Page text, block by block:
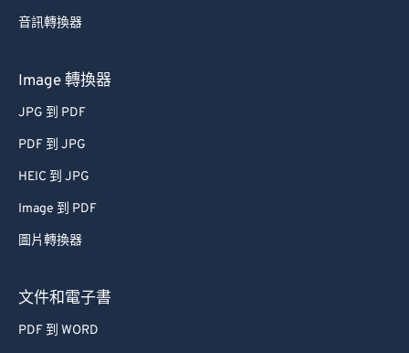
音訊轉換器
Image 轉換器
JPG 到 PDF
PDF 到 JPG
HEIC 到 JPG
Image 到 PDF
圖片轉換器
文件和電子書
PDF 到 WORD